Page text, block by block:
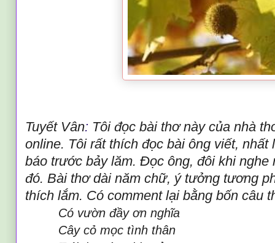
Tuyết Vân: Tôiđọc bài thơ này của nhà
online. Tôi rất thích đọc bài ông viết,
báo trước bảy lăm. Đọc ông, đôi khi nghe
đó. Bài thơ dài năm chữ, ý tưởng tương
thích lắm. Có comment lại bằng bốn câu
Có vườn đầy ơn nghĩa
Cây cỏ mọc tình thân